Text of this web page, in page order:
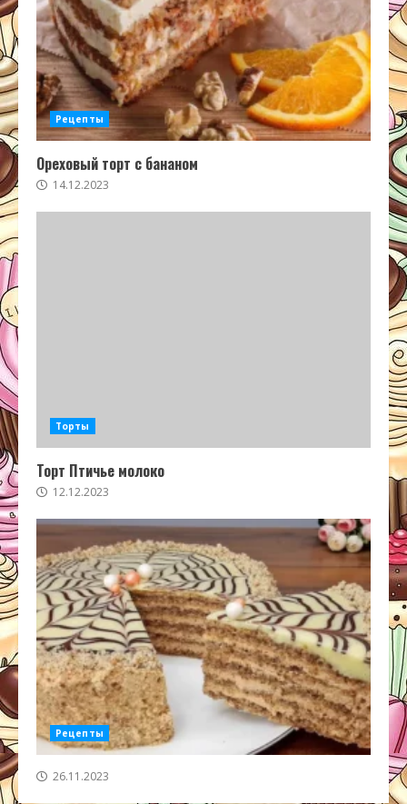
Рецепты
Ореховый торт с бананом
14.12.2023
Торты
Торт Птичье молоко
12.12.2023
Рецепты
26.11.2023